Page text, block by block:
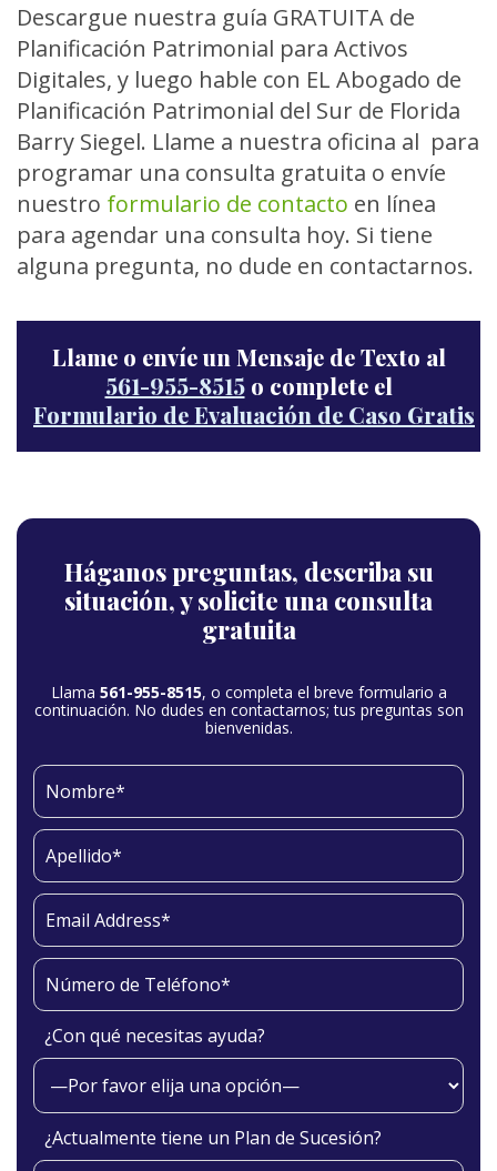
Descargue nuestra guía GRATUITA de
Planificación Patrimonial para Activos
Digitales, y luego hable con EL Abogado de
Planificación Patrimonial del Sur de Florida
Barry Siegel. Llame a nuestra oficina al para
programar una consulta gratuita o envíe
nuestro formulario de contacto en línea
para agendar una consulta hoy. Si tiene
alguna pregunta, no dude en contactarnos.
Llame o envíe un Mensaje de Texto al
561-955-8515o complete el
Formulario de Evaluación de Caso Gratis
Háganos preguntas, describa su
situación,y solicite una consulta
gratuita
Llama 561-955-8515, o completa el breve formulario a
continuación. No dudes en contactarnos; tus preguntas son
bienvenidas.
¿Con qué necesitas ayuda?
¿Actualmente tiene un Plan de Sucesión?